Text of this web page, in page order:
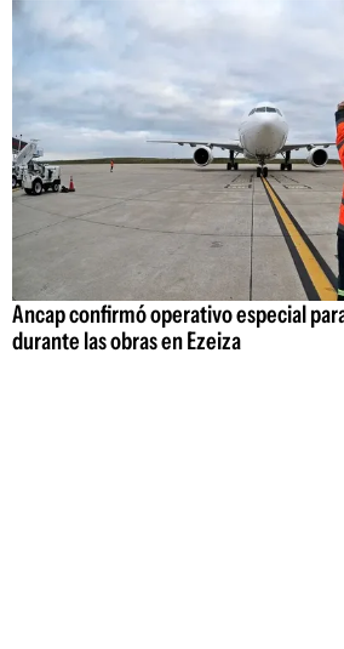
Ancap confirmó operativo especial
durante las obras en Ezeiza